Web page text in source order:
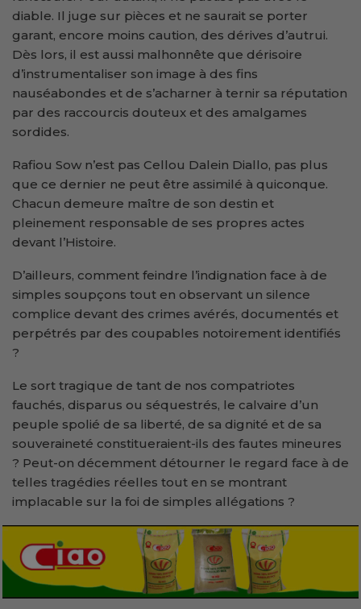
diable. Il juge sur pièces et ne saurait se porter
garant, encore moins caution, des dérives d’autrui.
Dès lors, il est aussi malhonnête que dérisoire
d’instrumentaliser son image à des fins
nauséabondes et de s’acharner à ternir sa réputation
par des raccourcis douteux et des amalgames
sordides.
Rafiou Sow n’est pas Cellou Dalein Diallo, pas plus
que ce dernier ne peut être assimilé à quiconque.
Chacun demeure maître de son destin et
pleinement responsable de ses propres actes
devant l’Histoire.
D’ailleurs, comment feindre l’indignation face à de
simples soupçons tout en observant un silence
complice devant des crimes avérés, documentés et
perpétrés par des coupables notoirement identifiés
?
Le sort tragique de tant de nos compatriotes
fauchés, disparus ou séquestrés, le calvaire d’un
peuple spolié de sa liberté, de sa dignité et de sa
souveraineté constitueraient-ils des fautes mineures
? Peut-on décemment détourner le regard face à de
telles tragédies réelles tout en se montrant
implacable sur la foi de simples allégations ?